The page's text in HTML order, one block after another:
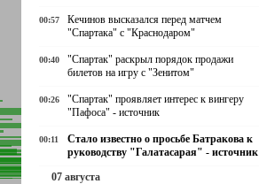
00:57
Кечинов высказался перед матчем
"Спартака" с "Краснодаром"
00:40
"Спартак" раскрыл порядок продажи
билетов на игру с "Зенитом"
00:26
"Спартак" проявляет интерес к вингеру
"Пафоса" - источник
00:11
Стало известно о просьбе Батракова к
руководству "Галатасарая" - источник
07 августа